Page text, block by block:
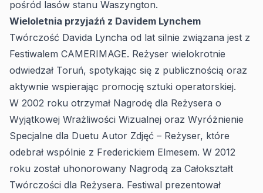
pośród lasów stanu Waszyngton.
Wieloletnia przyjaźń z Davidem Lynchem
Twórczość Davida Lyncha od lat silnie związana jest z
Festiwalem CAMERIMAGE. Reżyser wielokrotnie
odwiedzał Toruń, spotykając się z publicznością oraz
aktywnie wspierając promocję sztuki operatorskiej.
W 2002 roku otrzymał Nagrodę dla Reżysera o
Wyjątkowej Wrażliwości Wizualnej oraz Wyróżnienie
Specjalne dla Duetu Autor Zdjęć – Reżyser, które
odebrał wspólnie z Frederickiem Elmesem. W 2012
roku został uhonorowany Nagrodą za Całokształt
Twórczości dla Reżysera. Festiwal prezentował